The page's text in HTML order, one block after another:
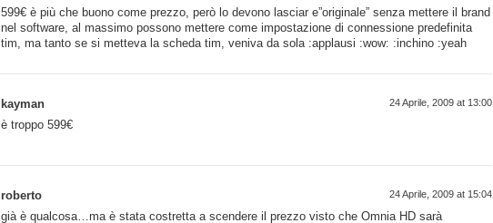
599€ è più che buono come prezzo, però lo devono lasciar e”originale” senza mettere il brand
nel software, al massimo possono mettere come impostazione di connessione predefinita
tim, ma tanto se si metteva la scheda tim, veniva da sola :applausi :wow: :inchino :yeah
kayman 24 Aprile, 2009 at 13:00
è troppo 599€
roberto 24 Aprile, 2009 at 15:04
già è qualcosa…ma è stata costretta a scendere il prezzo visto che Omnia HD sarà